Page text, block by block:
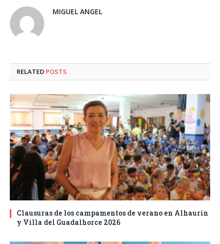
MIGUEL ANGEL
RELATED POSTS
Clausuras de los campamentos de verano en Alhaurín
y Villa del Guadalhorce 2026